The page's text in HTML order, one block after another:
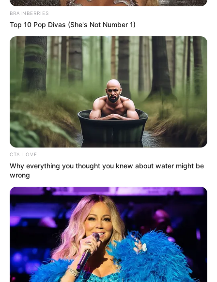
Hozzányúlna a Tisza Párt a családok pénzéhez:
még idén megduplázhatják a családi pótlékot
Évek óta változatlan támogatáshoz nyúlna hozzá
az új kormány
Komoly változás jöhet a családtámogatások
rendszerében, miután Magyar Péter bejelentése
szerint a Tisza-kormány még 2026-ban
megduplázná a családi pótlékot. Ez több százezer
gyermekes család havi bevételét érintheti, hiszen a
családi pótlék az egyik legismertebb és
legszélesebb körben folyósított támogatás
Magyarországon. A bejelentés szerint a családi
BRAINBERRIES
Top 10 Pop Divas (She's Not Number 1)
CTA LOVE
Why everything you thought you knew about water might be
wrong